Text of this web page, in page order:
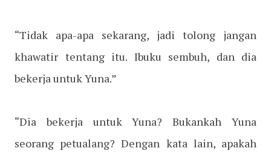
“Tidak apa-apa sekarang, jadi tolong jangan
khawatir tentang itu. Ibuku sembuh, dan dia
bekerja untuk Yuna.”
“Dia bekerja untuk Yuna? Bukankah Yuna
seorang petualang? Dengan kata lain, apakah